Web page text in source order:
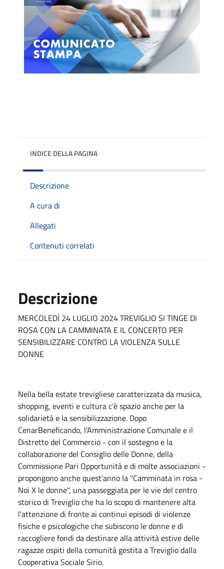
INDICE DELLA PAGINA
Descrizione
A cura di
Allegati
Contenuti correlati
Descrizione
MERCOLEDÌ 24 LUGLIO 2024 TREVIGLIO SI TINGE DI
ROSA CON LA CAMMINATA E IL CONCERTO PER
SENSIBILIZZARE CONTRO LA VIOLENZA SULLE
DONNE
Nella bella estate trevigliese caratterizzata da musica,
shopping, eventi e cultura c'è spazio anche per la
solidarietà e la sensibilizzazione. Dopo
CenarBeneficando, l'Amministrazione Comunale e il
Distretto del Commercio - con il sostegno e la
collaborazione del Consiglio delle Donne, della
Commissione Pari Opportunità e di molte associazioni -
propongono anche quest'anno la "Camminata in rosa -
Noi X le donne", una passeggiata per le vie del centro
storico di Treviglio che ha lo scopo di mantenere alta
l'attenzione di fronte ai continui episodi di violenze
fisiche e psicologiche che subiscono le donne e di
raccogliere fondi da destinare alla attività estive delle
ragazze ospiti della comunità gestita a Treviglio dalla
Cooperativa Sociale Sirio.